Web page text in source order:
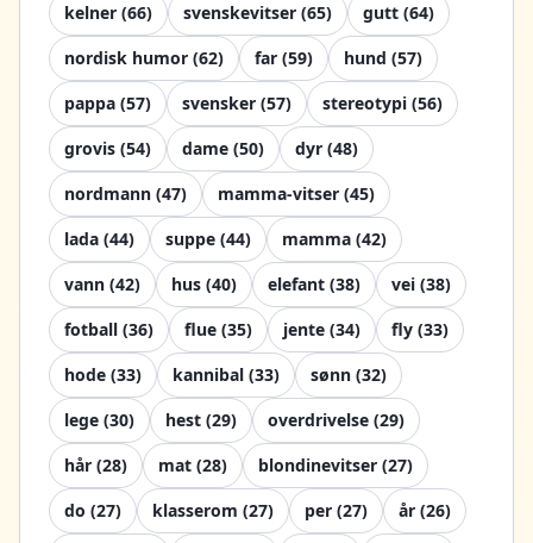
kelner (66) svenskevitser (65) gutt (64)
nordisk humor (62) far (59) hund (57)
pappa (57) svensker (57) stereotypi (56)
grovis (54) dame (50) dyr (48)
nordmann (47) mamma-vitser (45)
lada (44) suppe (44) mamma (42)
vann (42) hus (40) elefant (38) vei (38)
fotball (36) flue (35) jente (34) fly (33)
hode (33) kannibal (33) sønn (32)
lege (30) hest (29) overdrivelse (29)
hår (28) mat (28) blondinevitser (27)
do (27) klasserom (27) per (27) år (26)